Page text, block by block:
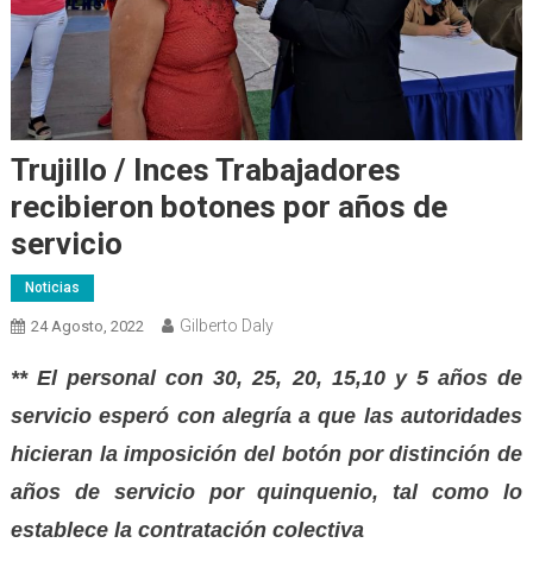
Trujillo / Inces Trabajadores
recibieron botones por años de
servicio
Noticias
24 Agosto, 2022 Gilberto Daly
** El personal con 30, 25, 20, 15,10 y 5 años de
servicio esperó con alegría a que las autoridades
hicieran la imposición del botón por distinción de
años de servicio por quinquenio, tal como lo
establece la contratación colectiva